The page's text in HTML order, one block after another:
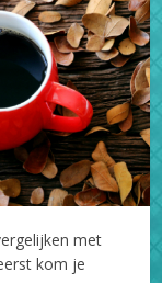
met
kom je